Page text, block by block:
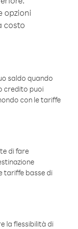
opzioni
costo
saldo quando
credito puoi
con le tariffe
di fare
tariffe basse di
la flessibilità di